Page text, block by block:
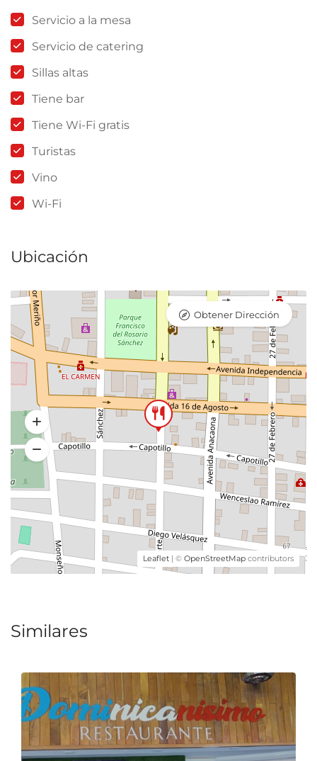
Servicio a la mesa
Servicio de catering
Sillas altas
Tiene bar
Tiene Wi-Fi gratis
Turistas
Vino
Wi-Fi
Ubicación
Leaflet | © OpenStreetMap contributors
Obtener Dirección
Similares